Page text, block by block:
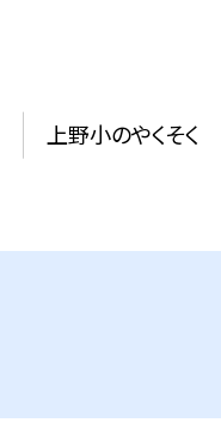
上野小のやくそく